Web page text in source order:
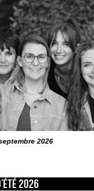
2026
2026